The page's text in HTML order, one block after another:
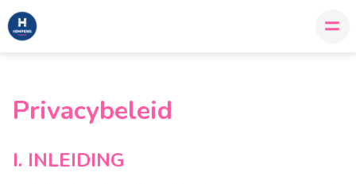
Privacybeleid
I. INLEIDING